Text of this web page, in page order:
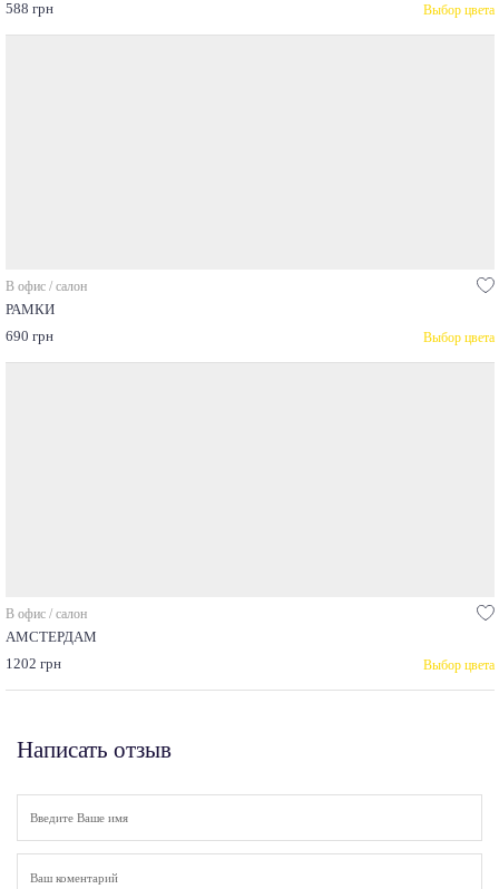
588 грн
Выбор цвета
В офис / салон
РАМКИ
690 грн
Выбор цвета
В офис / салон
АМСТЕРДАМ
1202 грн
Выбор цвета
Написать отзыв